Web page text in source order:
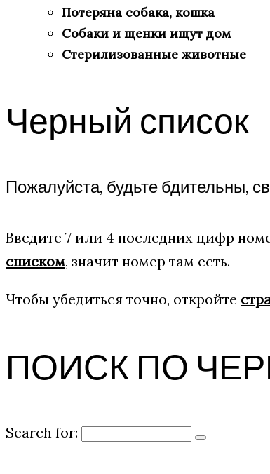
Потеряна собака, кошка
Собаки и щенки ищут дом
Стерилизованные животные
Черный список
Пожалуйста, будьте бдительны,
Введите 7 или 4 последних цифр
списком, значит номер там есть.
Чтобы убедиться точно, откройте
ПОИСК ПО
Search for: